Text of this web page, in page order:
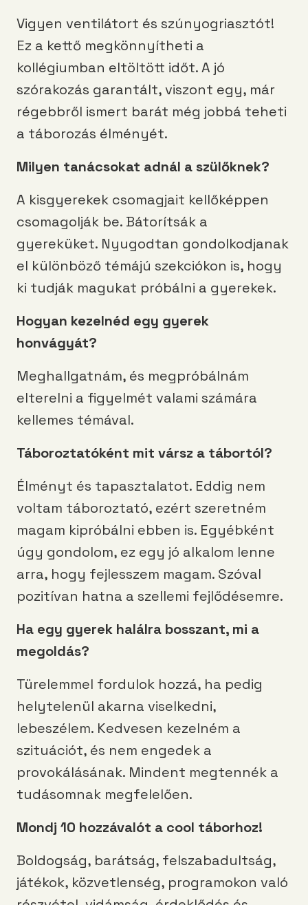
Vigyen ventilátort és szúnyogriasztót!
Ez a kettő megkönnyítheti a
kollégiumban eltöltött időt. A jó
szórakozás garantált, viszont egy, már
régebbről ismert barát még jobbá teheti
a táborozás élményét.
Milyen tanácsokat adnál a szülőknek?
A kisgyerekek csomagjait kellőképpen
csomagolják be. Bátorítsák a
gyereküket. Nyugodtan gondolkodjanak
el különböző témájú szekciókon is, hogy
ki tudják magukat próbálni a gyerekek.
Hogyan kezelnéd egy gyerek
honvágyát?
Meghallgatnám, és megpróbálnám
elterelni a figyelmét valami számára
kellemes témával.
Táboroztatóként mit vársz a tábortól?
Élményt és tapasztalatot. Eddig nem
voltam táboroztató, ezért szeretném
magam kipróbálni ebben is. Egyébként
úgy gondolom, ez egy jó alkalom lenne
arra, hogy fejlesszem magam. Szóval
pozitívan hatna a szellemi fejlődésemre.
Ha egy gyerek halálra bosszant, mi a
megoldás?
Türelemmel fordulok hozzá, ha pedig
helytelenül akarna viselkedni,
lebeszélem. Kedvesen kezelném a
szituációt, és nem engedek a
provokálásának. Mindent megtennék a
tudásomnak megfelelően.
Mondj 10 hozzávalót a cool táborhoz!
Boldogság, barátság, felszabadultság,
játékok, közvetlenség, programokon való